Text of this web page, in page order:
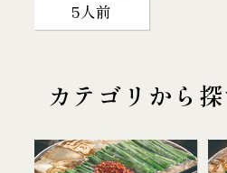
5人前
カテゴリから